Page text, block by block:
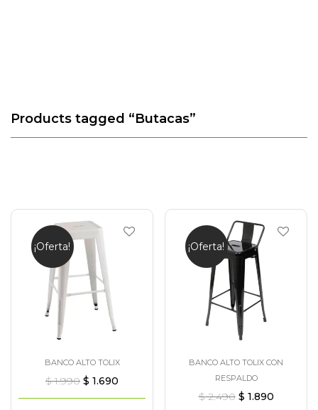
Products tagged “Butacas”
¡Oferta!
BANCO ALTO TOLIX
$1.990 $ 1.690
¡Oferta!
BANCO ALTO TOLIX CON
RESPALDO
$2.490 $ 1.890